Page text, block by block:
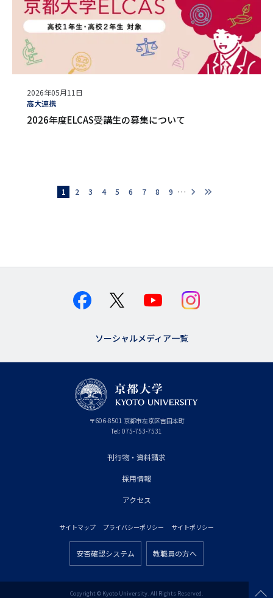
公
開
日
2026年05月11日
タ
グ
高大連携
2026年度ELCAS受講生の募集について
カレントページ
1 ページ
2 ページ
3 ページ
4 ページ
5 ページ
6 ページ
7 ページ
8 ページ
9 … 次ページ
chevron_right chevron_right
chevron_right
ソーシャルメディア一覧
〒606-8501 京
都
府
京都市左京区吉田本町
Tel: 075-753-7531
刊行物・資料請求
採用情報
アクセス
タ
サイトマップ プライバシーポリシー サイトポリシー
ッ
安否確認システム 教職員の方へ
Copyright © Kyoto University. All Rights Reserved.